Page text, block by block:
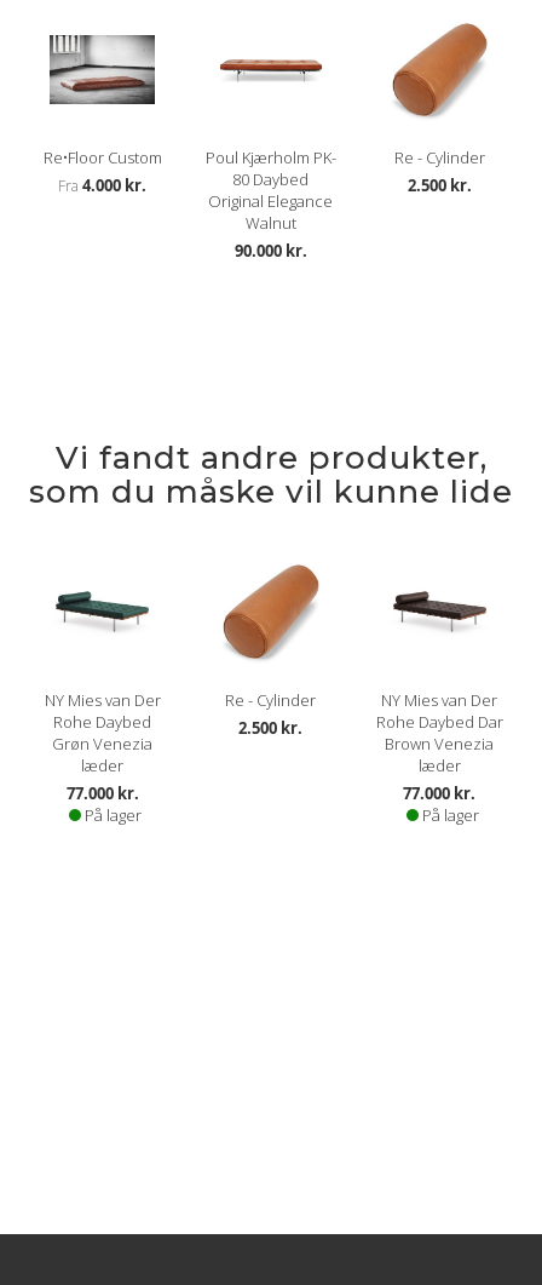
Re•Floor Custom
Fra 4.000 kr.
Poul Kjærholm PK-
80 Daybed
Original Elegance
Walnut
90.000 kr.
Re - Cylinder
2.500 kr.
Vi fandt andre produkter,
som du måske vil kunne lide
NY Mies van Der
Rohe Daybed
Grøn Venezia
læder
77.000 kr.
På lager
Re - Cylinder
2.500 kr.
NY Mies van Der
Rohe Daybed Dar
Brown Venezia
læder
77.000 kr.
På lager